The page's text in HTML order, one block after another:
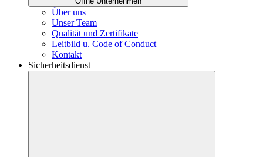
Über uns
Unser Team
Qualität und Zertifikate
Leitbild u. Code of Conduct
Kontakt
Sicherheitsdienst